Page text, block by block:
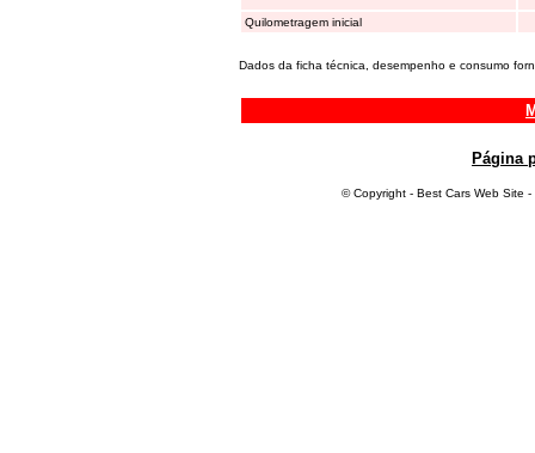
Quilometragem inicial
Dados da ficha técnica, desempenho e consumo
Página
© Copyright - Best Cars Web Site